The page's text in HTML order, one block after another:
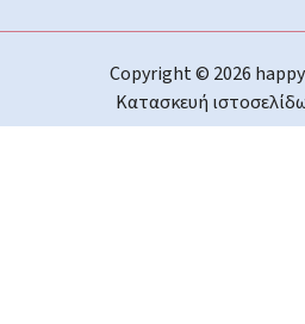
Copyright © 2026
Κατασκευή